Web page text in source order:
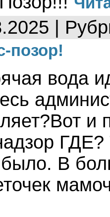
|
позор!
вода
ГДЕ?
было. В